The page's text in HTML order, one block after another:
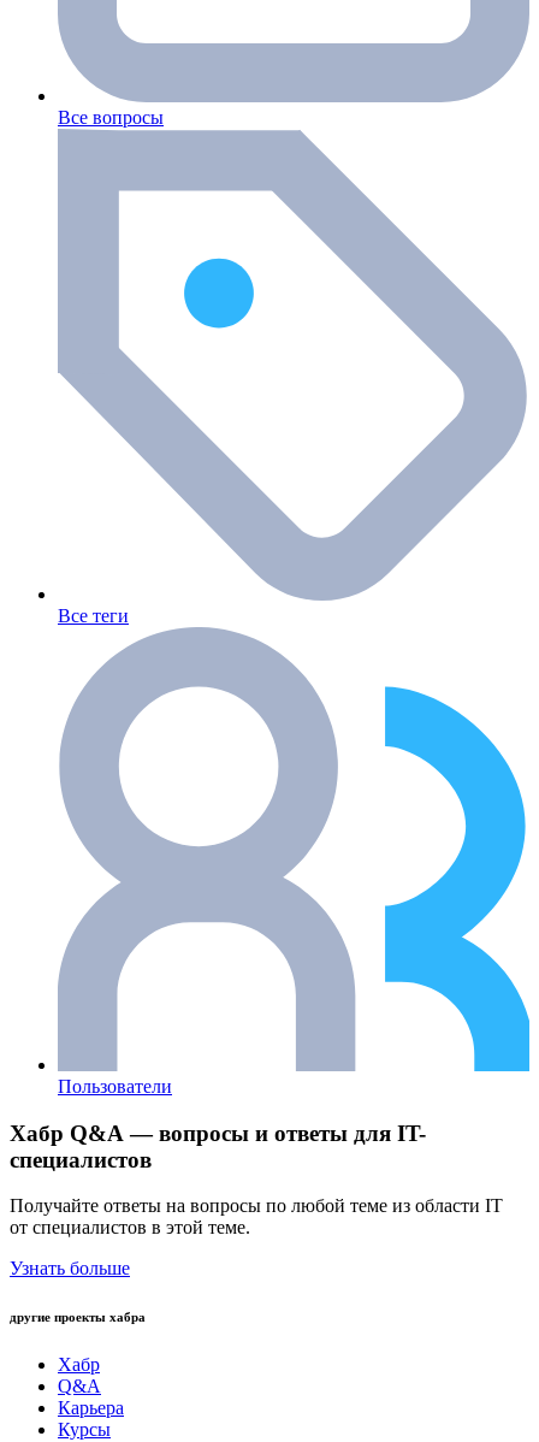
Все вопросы
Все теги
Пользователи
Хабр Q&A — вопросы и ответы для IT-
специалистов
Получайте ответы на вопросы по любой теме из области IT
от специалистов в этой теме.
Узнать больше
другие проекты хабра
Хабр
Q&A
Карьера
Курсы